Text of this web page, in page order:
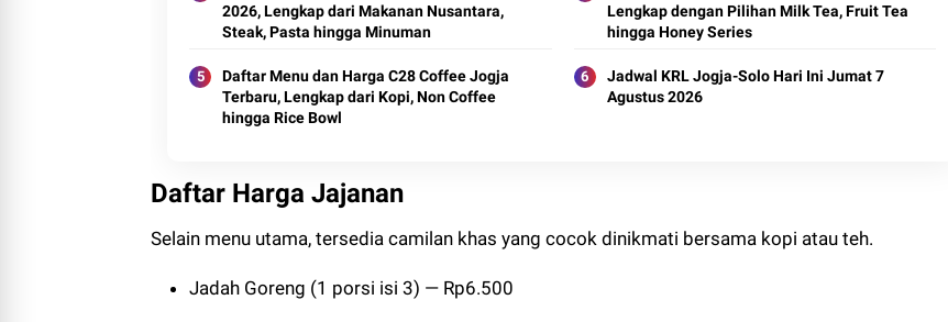
2026, Lengkap dari Makanan Nusantara,
Steak, Pasta hingga Minuman
Lengkap dengan Pilihan Milk Tea, Fruit Tea
hingga Honey Series
Daftar Menu dan Harga C28 Coffee Jogja
Terbaru, Lengkap dari Kopi, Non Coffee
hingga Rice Bowl
Jadwal KRL Jogja-Solo Hari Ini Jumat 7
Agustus 2026
Daftar Harga Jajanan
Selain menu utama, tersedia camilan khas yang cocok dinikmati bersama kopi atau teh.
Jadah Goreng (1 porsi isi 3) — Rp6.500